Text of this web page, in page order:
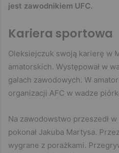
jest zawodnikiem UFC.
Kariera sportowa
Oleksiejczuk swoją karierę w
amatorskich. Występował w
galach zawodowych. W
organizacji AFC w wadze
Na zawodowstwo przeszedł
pokonał Jakuba Martysa.
wygrane z porażkami.